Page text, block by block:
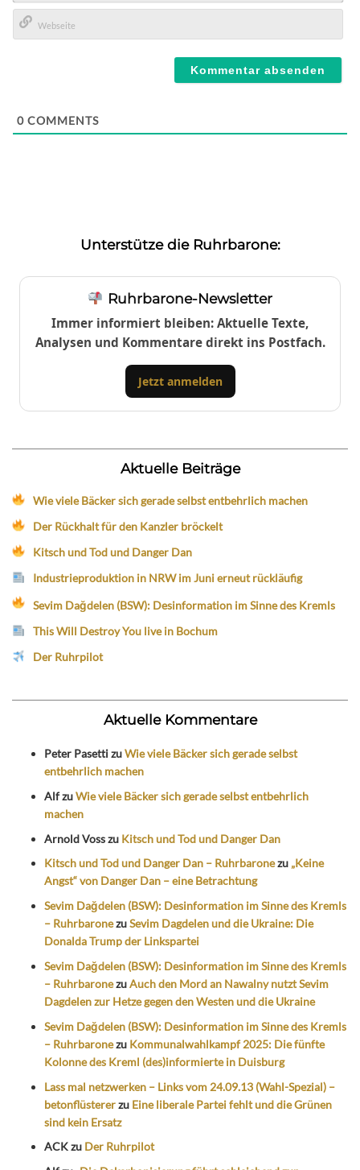
E-
Mail*
0 COMMENTS
Unterstütze die Ruhrbarone:
Ruhrbarone-Newsletter
Immer informiert bleiben: Aktuelle Texte,
Analysen und Kommentare direkt ins Postfach.
Jetzt anmelden
Aktuelle Beiträge
Wie viele Bäcker sich gerade selbst entbehrlich machen
Der Rückhalt für den Kanzler bröckelt
Kitsch und Tod und Danger Dan
Industrieproduktion in NRW im Juni erneut rückläufig
Sevim Dağdelen (BSW): Desinformation im Sinne des Kremls
This Will Destroy You live in Bochum
Der Ruhrpilot
Aktuelle Kommentare
Peter PasettizuWie viele Bäcker sich gerade selbst
entbehrlich machen
AlfzuWie viele Bäcker sich gerade selbst entbehrlich
machen
Arnold Vosszu Kitsch und Tod und Danger Dan
Kitsch und Tod und Danger Dan – Ruhrbaronezu „Keine
Angst“ von Danger Dan – eine Betrachtung
Sevim Dağdelen (BSW): Desinformation im Sinne des Kremls
– RuhrbaronezuSevim Dagdelen und die Ukraine: Die
Donalda Trump der Linkspartei
Sevim Dağdelen (BSW): Desinformation im Sinne des Kremls
– RuhrbaronezuAuch den Mord an Nawalny nutzt Sevim
Dagdelen zur Hetze gegen den Westen und die Ukraine
Sevim Dağdelen (BSW): Desinformation im Sinne des Kremls
– Ruhrbaronezu Kommunalwahlkampf 2025: Die fünfte
Kolonne des Kreml (des)informierte in Duisburg
Lass mal netzwerken – Links vom 24.09.13 (Wahl-Spezial) –
betonflüstererzu Eine liberale Partei fehlt und die Grünen
sind kein Ersatz
ACKzu Der Ruhrpilot